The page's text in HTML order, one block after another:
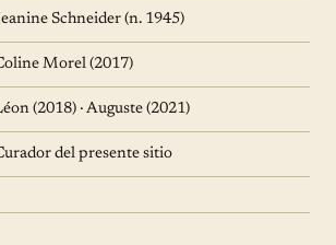
Schneider (n. 1945)
Morel (2017)
(2018) · Auguste (2021)
del presente sitio